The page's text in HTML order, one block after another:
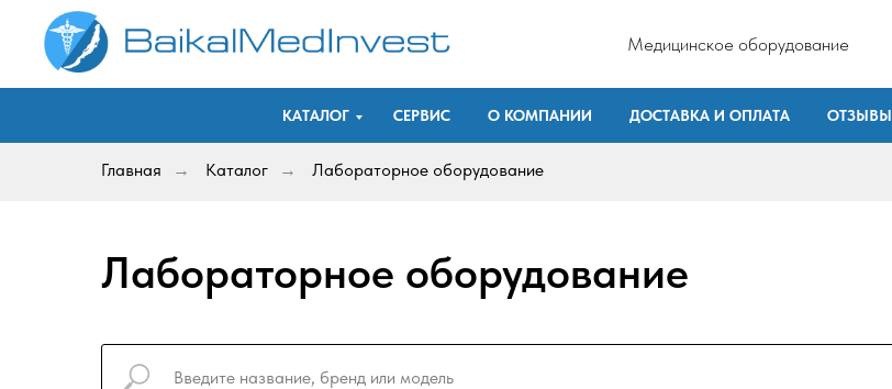
Медицинское оборудование
КАТАЛОГ СЕРВИС О КОМПАНИИ ДОСТАВКА И ОПЛАТА ОТЗЫВЫ
Главная → Каталог → Лабораторное оборудование
Лабораторное оборудование